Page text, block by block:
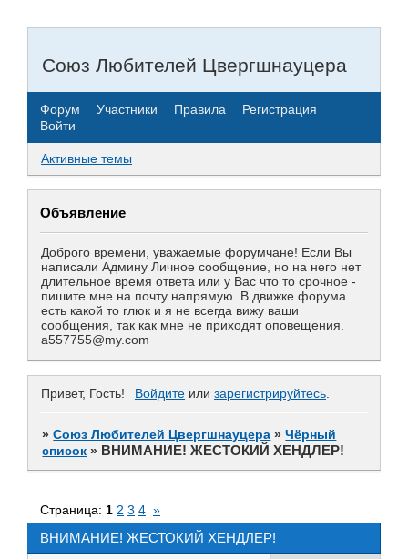
Союз Любителей Цвергшнауцера
Форум Участники Правила
Регистрация
Войти
Активные темы
Объявление
Доброго времени, уважаемые форумчане! Если Вы
написали Админу Личное сообщение, но на него нет
длительное время ответа или у Вас что то срочное -
пишите мне на почту напрямую. В движке форума
есть какой то глюк и я не всегда вижу ваши
сообщения, так как мне не приходят оповещения.
a557755@my.com
Привет, Гость! Войдите или зарегистрируйтесь.
»Союз Любителей Цвергшнауцера »Чёрный
список » ВНИМАНИЕ! ЖЕСТОКИЙ ХЕНДЛЕР!
ВНИМАНИЕ! ЖЕСТОКИЙ ХЕНДЛЕР!
Страница: 1 2 3 4 »